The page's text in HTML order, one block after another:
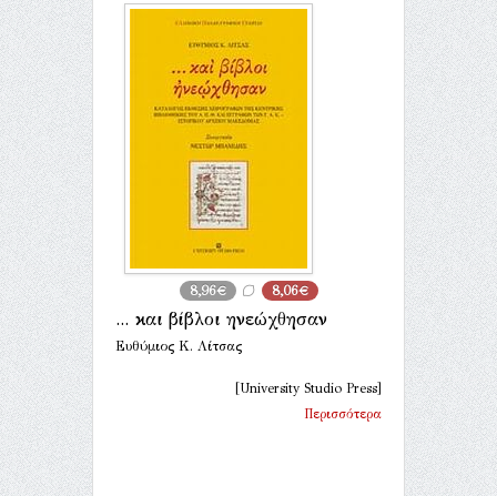
8,96€ 8,06€
... και βίβλοι ηνεώχθησαν
Ευθύμιος Κ. Λίτσας
[University Studio Press]
Περισσότερα